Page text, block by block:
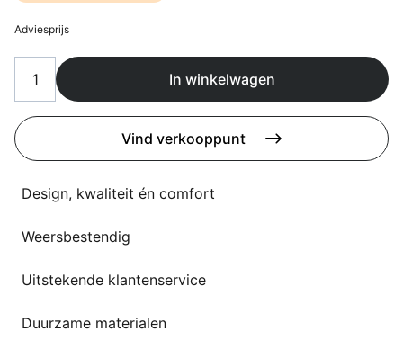
Overig
Flagship stores
Contact
3D modellen
Support
Adviesprijs
In winkelwagen
Vind verkooppunt
Design, kwaliteit én comfort
Weersbestendig
Uitstekende klantenservice
Duurzame materialen